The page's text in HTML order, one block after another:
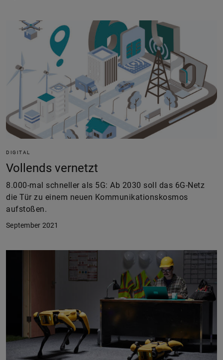
DIGITAL
Vollends vernetzt
8.000-mal schneller als 5G: Ab 2030 soll das 6G-Netz
die Tür zu einem neuen Kommunikationskosmos
aufstoßen.
September 2021